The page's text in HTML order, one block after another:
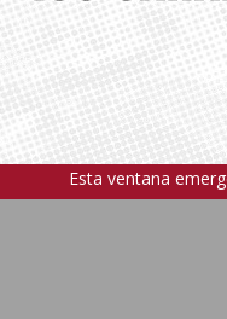
Esta ventana